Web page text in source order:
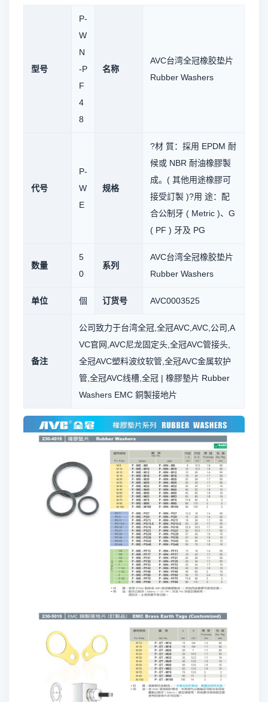
型号
P-
W
N
-P
F
4
8
名称
AVC台湾全冠橡胶垫片
Rubber Washers
代号
P-
W
E
规格
?材 質：採用 EPDM 耐
候或 NBR 耐油橡膠製
成。( 其他用途橡膠可
接受訂製 )?用 途：配
合公制牙 ( Metric )、G
( PF ) 牙及 PG
数量
5
0
系列
AVC台湾全冠橡胶垫片
Rubber Washers
单位 個 订货号 AVC0003525
备注
公司致力于台湾全冠,全冠AVC,AVC,公司,A
VC官网,AVC尼龙固定头,全冠AVC管接头,
全冠AVC塑料波纹软管,全冠AVC金属软护
管,全冠AVC线槽,全冠 | 橡膠墊片 Rubber
Washers EMC 銅製接地片